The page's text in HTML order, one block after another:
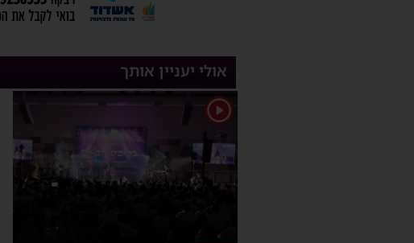
אולי יעניין אותך
1